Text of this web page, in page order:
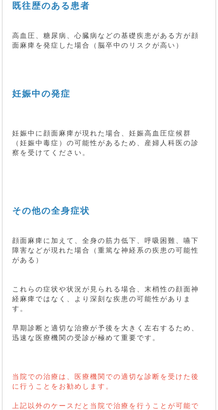
既往歴のある患者
高血圧、糖尿病、心臓病などの基礎疾患がある方が顔
面麻痺を発症した場合（脳卒中のリスクが高い）
妊娠中の発症
妊娠中に顔面麻痺が現れた場合、妊娠高血圧症候群
（妊娠中毒症）の可能性があるため、産婦人科医の診
察を受けてください。
その他の全身症状
顔面麻痺に加えて、全身の筋力低下、呼吸困難、嚥下
障害などが現れた場合（重篤な神経系の疾患の可能性
がある）
これらの症状や状況が見られる場合、末梢性の顔面神
経麻痺ではなく、より深刻な疾患の可能性がありま
す。
早期診断と適切な治療が予後を大きく左右するため、
迅速な医療機関の受診が極めて重要です。
当院での治療は、医療機関での適切な診断を受けた後
に行うことをお勧めします。
上記以外のケースだと当院で治療を行うことが可能で